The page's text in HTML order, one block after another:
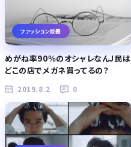
ファッション談義
めがね率90％のオシャレなんJ民は
どこの店でメガネ買ってるの？
2019.8.2 0